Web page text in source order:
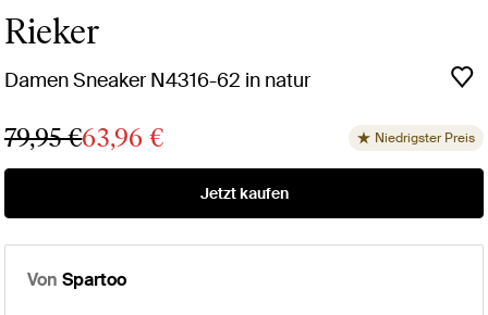
Rieker
Damen Sneaker N4316-62 in natur
79,95 €63,96 € Niedrigster Preis
Jetzt kaufen
Von Spartoo